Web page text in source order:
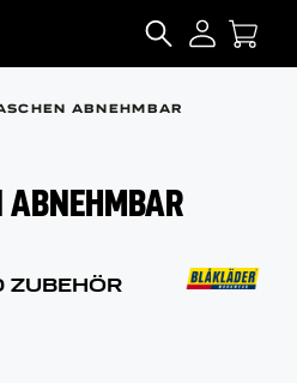
SEARCH
ABNEHMBAR
ABNEHMBAR
ZUBEHÖR